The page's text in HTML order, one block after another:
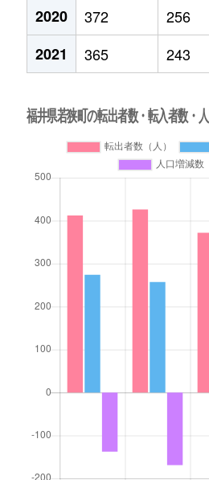
2020
372 256
2021
365 243